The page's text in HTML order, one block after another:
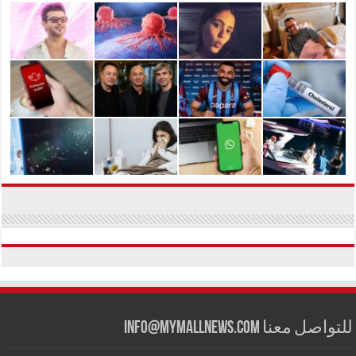
للتواصل معنا info@mymallnews.com